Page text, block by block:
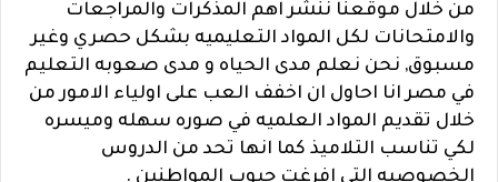
من خلال موقعنا ننشر اهم المذكرات والمراجعات
والامتحانات لكل المواد التعليميه بشكل حصري وغير
مسبوق, نحن نعلم مدى الحياه و مدى صعوبه التعليم
في مصر انا احاول ان اخفف العب على اولياء الامور من
خلال تقديم المواد العلميه في صوره سهله وميسره
لكي تناسب التلاميذ كما انها تحد من الدروس
الخصوصيه التي افرغت جيوب المواطنين .